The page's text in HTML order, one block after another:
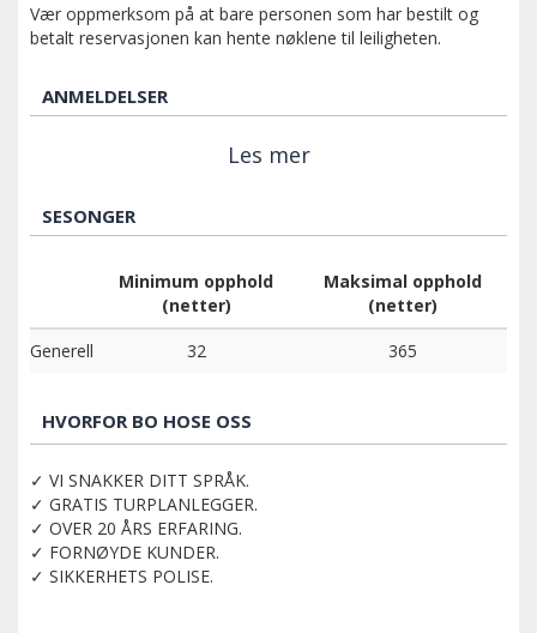
Vær oppmerksom på at bare personen som har bestilt og
betalt reservasjonen kan hente nøklene til leiligheten.
ANMELDELSER
Les mer
SESONGER
Minimum opphold
(netter)
Maksimal opphold
(netter)
Generell
32 365
HVORFOR BO HOSE OSS
✓ VI SNAKKER DITT SPRÅK.
✓ GRATIS TURPLANLEGGER.
✓ OVER 20 ÅRS ERFARING.
✓ FORNØYDE KUNDER.
✓ SIKKERHETS POLISE.